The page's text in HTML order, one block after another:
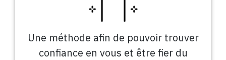
Une méthode afin de pouvoir trouver
confiance en vous et être fier du